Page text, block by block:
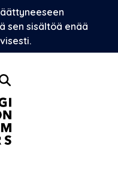
sen sisältöä enää